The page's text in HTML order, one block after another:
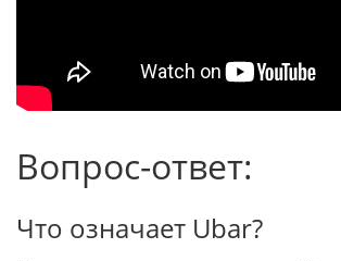
Вопрос-ответ:
Что означает Ubar?